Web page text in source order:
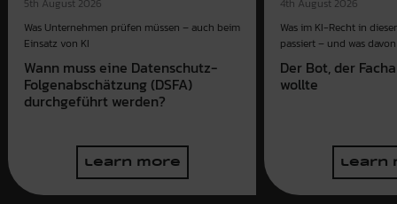
5th August 2026
Was Unternehmen prüfen müssen – auch beim
Einsatz von KI
Wann muss eine Datenschutz-
Folgenabschätzung (DSFA)
durchgeführt werden?
learn more
Was im KI-Recht in
passiert – und was
Der Bot, der
wollte
learn